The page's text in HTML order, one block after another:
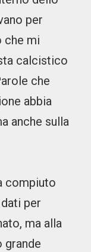
per
che mi
calcistico
che
abbia
anche sulla
compiuto
per
ma alla
grande